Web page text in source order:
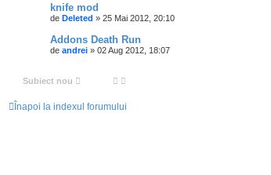
knife mod
de Deleted » 25 Mai 2012, 20:10
Addons Death Run
de andrei » 02 Aug 2012, 18:07
Subiect nou
Înapoi la indexul forumului